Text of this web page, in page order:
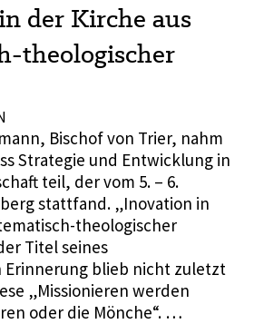
der Kirche aus
theologischer
Bischof von Trier, nahm
Strategie und Entwicklung in
teil, der vom 5. – 6.
stattfand. „Inovation in
theologischer
Titel seines
Erinnerung blieb nicht zuletzt
„Missionieren werden
oder die Mönche“. …